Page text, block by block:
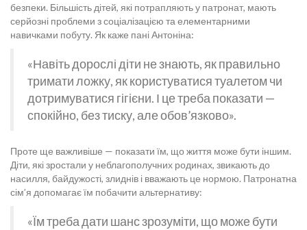
безпеки. Більшість дітей, які потрапляють у патронат, мають
серйозні проблеми з соціалізацією та елементарними
навичками побуту. Як каже пані Антоніна:
«Навіть дорослі діти не знають, як правильно
тримати ложку, як користуватися туалетом чи
дотримуватися гігієни. І це треба показати —
спокійно, без тиску, але обов’язково».
Проте ще важливіше — показати їм, що життя може бути іншим.
Діти, які зростали у неблагополучних родинах, звикають до
насилля, байдужості, злиднів і вважають це нормою. Патронатна
сім’я допомагає їм побачити альтернативу:
«Їм треба дати шанс зрозуміти, що може бути